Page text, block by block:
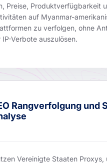
Preise, Produktverfügbarkeit
auf Myanmar-
zu verfolgen, ohne
Verbote auszulösen.
Rangverfolgung und
Vereinigte Staaten Proxys,